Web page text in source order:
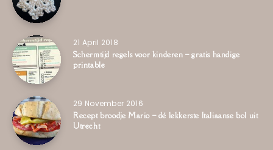
21 April 2018
Schermtijd regels voor kinderen – gratis handige
printable
29 November 2016
Recept broodje Mario – dé lekkerste Italiaanse bol uit
Utrecht